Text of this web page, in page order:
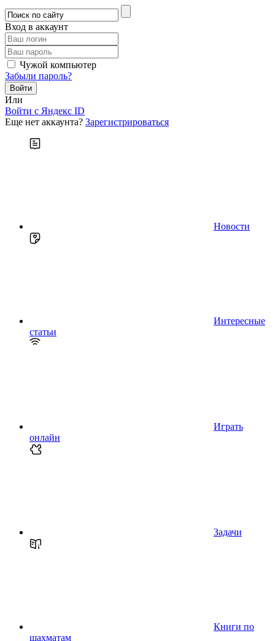
Вход в аккаунт
Чужой компьютер
Забыли пароль?
Или
Войти c Яндекс ID
Еще нет аккаунта? Зарегистрироваться
Новости
Интересные
статьи
Играть
онлайн
Задачи
Книги по
шахматам